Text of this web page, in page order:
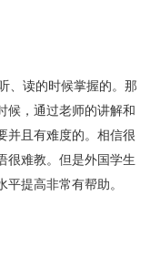
、读的时候掌握的。那
候，通过老师的讲解和
并且有难度的。相信很
难教。但是外国学生
提高非常有帮助。